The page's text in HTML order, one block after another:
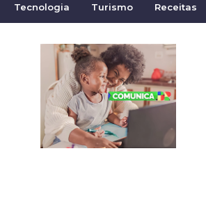
Tecnologia Turismo Receitas